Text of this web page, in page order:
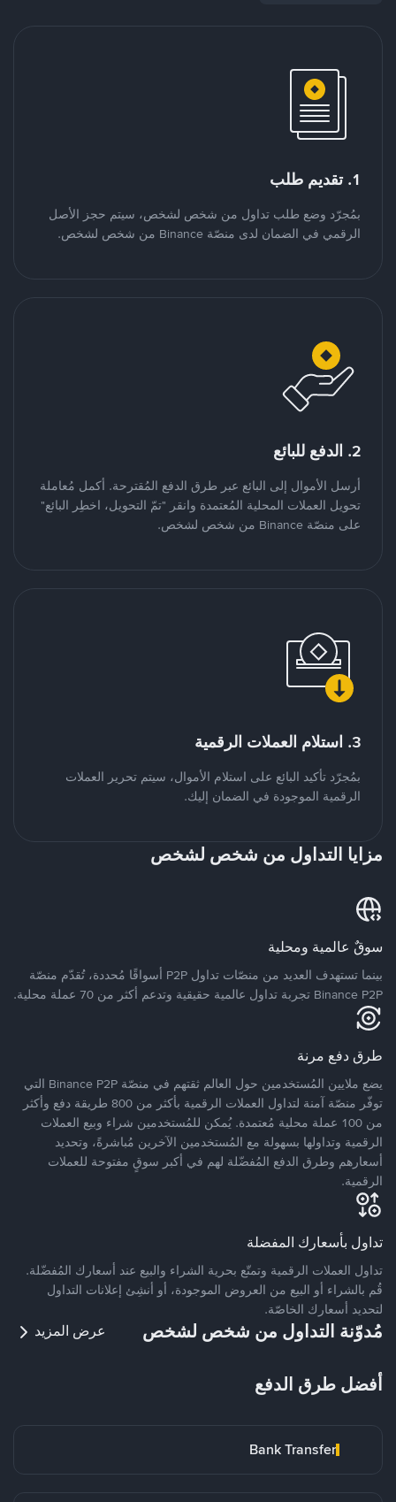
1. تقديم طلب
بمُجرّد وضع طلب تداول من شخص لشخص، سيتم حجز الأصل
الرقمي في الضمان لدى منصّة Binance من شخص لشخص.
2. الدفع للبائع
أرسل الأموال إلى البائع عبر طرق الدفع المُقترحة. أكمل مُعاملة
تحويل العملات المحلية المُعتمدة وانقر "تمّ التحويل، اخطِر البائع"
على منصّة Binance من شخص لشخص.
3. استلام العملات الرقمية
بمُجرّد تأكيد البائع على استلام الأموال، سيتم تحرير العملات
الرقمية الموجودة في الضمان إليك.
مزايا التداول من شخص لشخص
سوقٌ عالمية ومحلية
بينما تستهدف العديد من منصّات تداول P2P أسواقًا مُحددة، تُقدّم منصّة
Binance P2P تجربة تداول عالمية حقيقية وتدعم أكثر من 70 عملة محلية.
طرق دفع مرنة
يضع ملايين المُستخدمين حول العالم ثقتهم في منصّة Binance P2P التي
توفّر منصّة آمنة لتداول العملات الرقمية بأكثر من 800 طريقة دفع وأكثر
من 100 عملة محلية مُعتمدة. يُمكن للمُستخدمين شراء وبيع العملات
الرقمية وتداولها بسهولة مع المُستخدمين الآخرين مُباشرةً، وتحديد
أسعارهم وطرق الدفع المُفضّلة لهم في أكبر سوقٍ مفتوحة للعملات
الرقمية.
تداول بأسعارك المفضلة
تداول العملات الرقمية وتمتّع بحرية الشراء والبيع عند أسعارك المُفضّلة.
قُم بالشراء أو البيع من العروض الموجودة، أو أنشِئ إعلانات التداول
لتحديد أسعارك الخاصّة.
مُدوّنة التداول من شخص لشخص عرض المزيد
أفضل طرق الدفع
Bank Transfer